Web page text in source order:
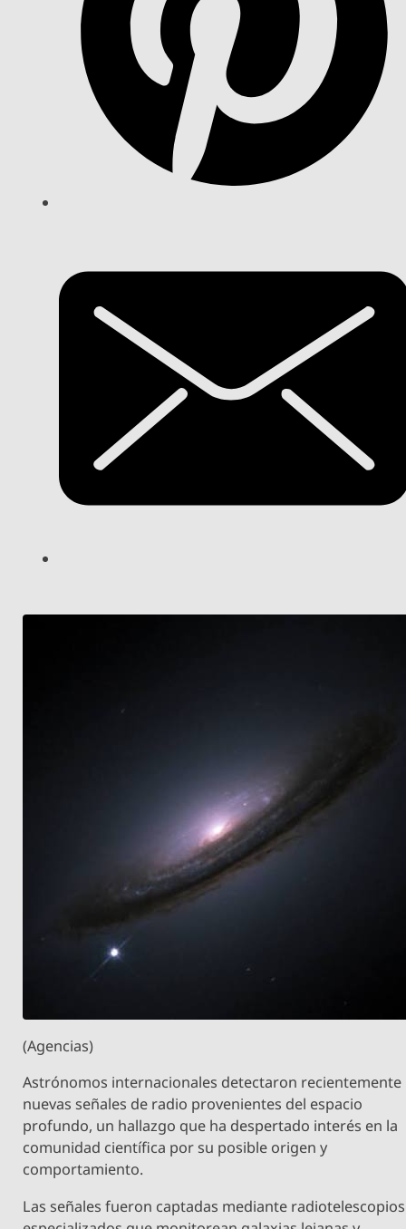
(Agencias)
Astrónomos internacionales detectaron recientemente
nuevas señales de radio provenientes del espacio
profundo, un hallazgo que ha despertado interés en la
comunidad científica por su posible origen y
comportamiento.
Las señales fueron captadas mediante radiotelescopios